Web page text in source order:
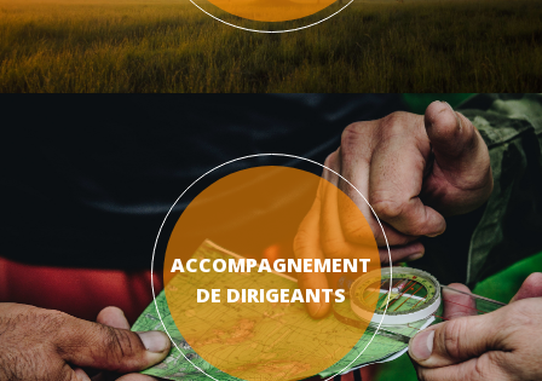
ACCOMPAGNEMENT
DE DIRIGEANTS